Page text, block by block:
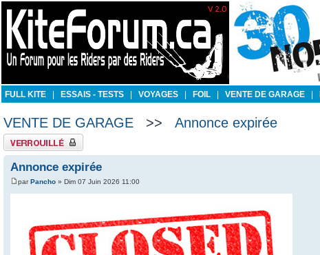
FULL KITE ESSAIS - TESTS VOYAGES FOIL VENTE DE GARAGE
VENTE DE GARAGE >> Annonce expirée
Sujet verrouillé
Annonce expirée
parPancho » Dim 07 Juin 2026 11:00